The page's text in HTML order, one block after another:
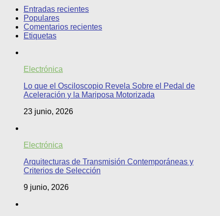
Entradas recientes
Populares
Comentarios recientes
Etiquetas
Electrónica
Lo que el Osciloscopio Revela Sobre el Pedal de
Aceleración y la Mariposa Motorizada
23 junio, 2026
Electrónica
Arquitecturas de Transmisión Contemporáneas y
Criterios de Selección
9 junio, 2026